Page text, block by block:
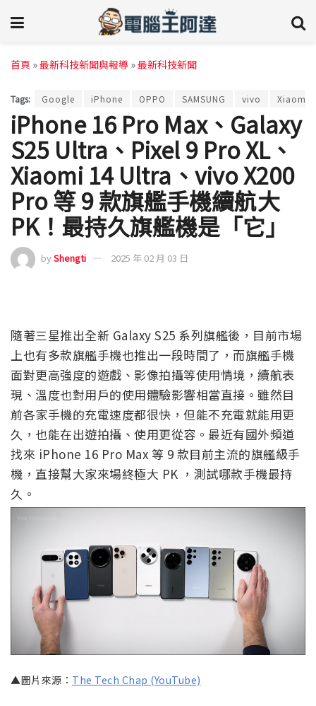
首頁 »最新科技新聞與報導 »最新科技新聞
Tags: Google iPhone OPPO SAMSUNG vivo Xiaomi
iPhone 16 Pro Max、Galaxy
S25 Ultra、Pixel 9 Pro XL、
Xiaomi 14 Ultra、vivo X200
Pro 等 9 款旗艦手機續航大
PK！最持久旗艦機是「它」
byShengti 2025 年 02 月 03 日
隨著三星推出全新 Galaxy S25 系列旗艦後，目前市場
上也有多款旗艦手機也推出一段時間了，而旗艦手機
面對更高強度的遊戲、影像拍攝等使用情境，續航表
現、溫度也對用戶的使用體驗影響相當直接。雖然目
前各家手機的充電速度都很快，但能不充電就能用更
久，也能在出遊拍攝、使用更從容。最近有國外頻道
找來 iPhone 16 Pro Max 等 9 款目前主流的旗艦級手
機，直接幫大家來場終極大 PK ，測試哪款手機最持
久。
▲圖片來源： The Tech Chap (YouTube)